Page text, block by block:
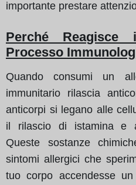
importante prestare
Perché
Processo
Quando consumi un
immunitario rilascia
anticorpi si legano alle
il rilascio di istamina e
Queste sostanze
sintomi allergici che
tuo corpo accendesse